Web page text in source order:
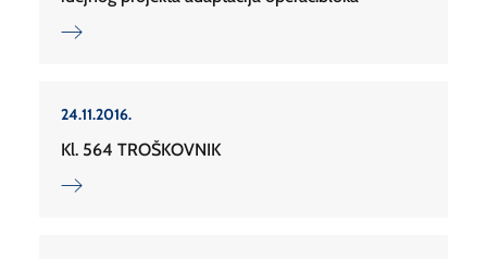
24.11.2016.
Kl. 564 TROŠKOVNIK